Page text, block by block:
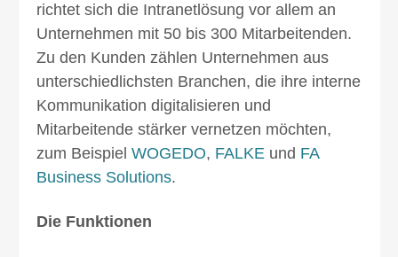
richtet sich die Intranetlösung vor allem an
Unternehmen mit 50 bis 300 Mitarbeitenden.
Zu den Kunden zählen Unternehmen aus
unterschiedlichsten Branchen, die ihre interne
Kommunikation digitalisieren und
Mitarbeitende stärker vernetzen möchten,
zum Beispiel WOGEDO, FALKE und FA
Business Solutions.
Die Funktionen